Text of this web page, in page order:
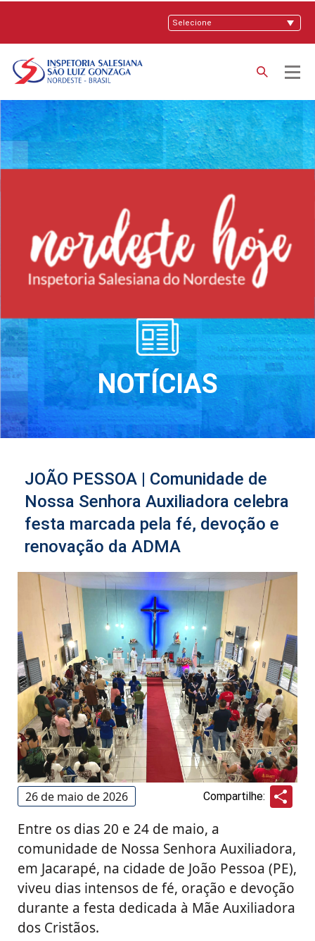
NOTÍCIAS
JOÃO PESSOA | Comunidade de
Nossa Senhora Auxiliadora celebra
festa marcada pela fé, devoção e
renovação da ADMA
26 de maio de 2026 Compartilhe:
Entre os dias 20 e 24 de maio, a
comunidade de Nossa Senhora Auxiliadora,
em Jacarapé, na cidade de João Pessoa (PE),
viveu dias intensos de fé, oração e devoção
durante a festa dedicada à Mãe Auxiliadora
dos Cristãos.